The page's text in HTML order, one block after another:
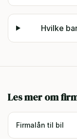
Hvilke
Les mer om
Firmalån til bil